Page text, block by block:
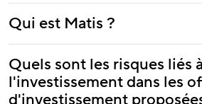
Qui est Matis ?
dans l’art contemporain. La société
fortes du marché de l’art afin
Quels sont les risques liés à
l'investissement dans les
d'investissement